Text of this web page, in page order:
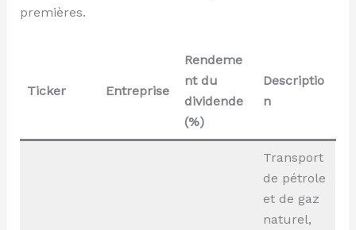
premières.
Ticker Entreprise
Rendeme
nt du
dividende
(%)
Descriptio
n
Transport
de pétrole
et de gaz
naturel,